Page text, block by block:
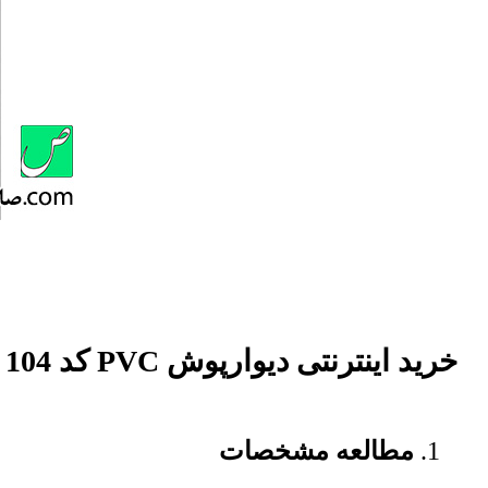
خرید اینترنتی دیوارپوش PVC کد 104 هات استمپ
مطالعه مشخصات